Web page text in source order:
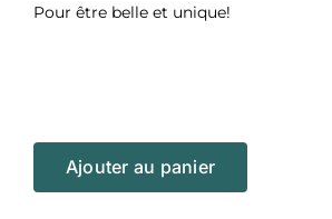
Pour être belle et unique!
Ajouter au panier